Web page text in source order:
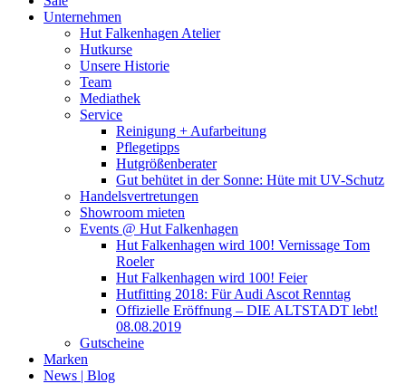
Unternehmen
Hut Falkenhagen Atelier
Hutkurse
Unsere Historie
Team
Mediathek
Service
Reinigung + Aufarbeitung
Pflegetipps
Hutgrößenberater
Gut behütet in der Sonne: Hüte mit UV-Schutz
Handelsvertretungen
Showroom mieten
Events @ Hut Falkenhagen
Hut Falkenhagen wird 100! Vernissage Tom
Roeler
Hut Falkenhagen wird 100! Feier
Hutfitting 2018: Für Audi Ascot Renntag
Offizielle Eröffnung – DIE ALTSTADT lebt!
08.08.2019
Gutscheine
Marken
News | Blog